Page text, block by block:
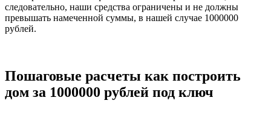
следовательно, наши средства ограничены и не должны
превышать намеченной суммы, в нашей случае 1000000
рублей.
Пошаговые расчеты как построить
дом за 1000000 рублей под ключ